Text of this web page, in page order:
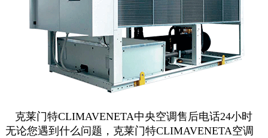
克莱门特CLIMAVENETA中央空调售后电话24小时
无论您遇到什么问题，克莱门特CLIMAVENETA空调